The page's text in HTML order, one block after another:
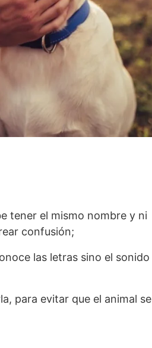
tener el mismo nombre y ni
confusión;
las letras sino el sonido
para evitar que el animal se